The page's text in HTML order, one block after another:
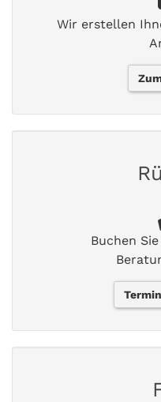
Wir erstellen
Buchen